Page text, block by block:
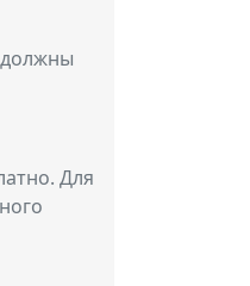
должны
Для